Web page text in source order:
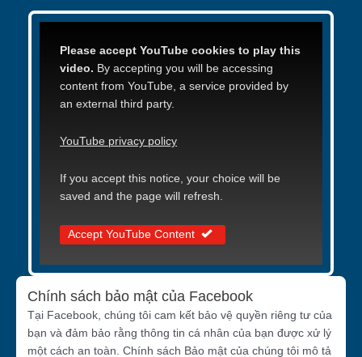
Please accept YouTube cookies to play this
video. By accepting you will be accessing
content from YouTube, a service provided by
an external third party.
YouTube privacy policy
If you accept this notice, your choice will be
saved and the page will refresh.
Accept YouTube Content
Chính sách bảo mật của Facebook
Tại Facebook, chúng tôi cam kết bảo vệ quyền riêng tư của
bạn và đảm bảo rằng thông tin cá nhân của bạn được xử lý
một cách an toàn. Chính sách Bảo mật của chúng tôi mô tả